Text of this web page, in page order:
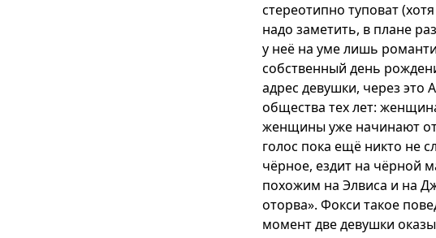
стереотипно туповат
надо заметить, в плане
у неё на уме лишь
собственный день
адрес девушки, через это
общества тех лет:
женщины уже начинают от
голос пока ещё никто не
чёрное, ездит на чёрной
похожим на Элвиса и на
оторва». Фокси такое
момент две девушки